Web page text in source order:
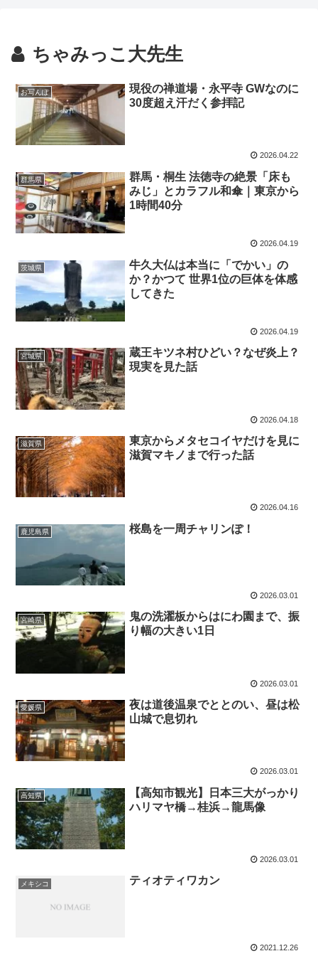
ちゃみっこ大先生
お写んぽ
現役の禅道場・永平寺 GWなのに
30度超え汗だく参拝記
2026.04.22
群馬県
群馬・桐生 法徳寺の絶景「床も
みじ」とカラフル和傘｜東京から
1時間40分
2026.04.19
茨城県
牛久大仏は本当に「でかい」の
か？かつて 世界1位の巨体を体感
してきた
2026.04.19
宮城県
蔵王キツネ村ひどい？なぜ炎上？
現実を見た話
2026.04.18
滋賀県
東京からメタセコイヤだけを見に
滋賀マキノまで行った話
2026.04.16
鹿児島県 桜島を一周チャリンぽ！
2026.03.01
宮崎県
鬼の洗濯板からはにわ園まで、振
り幅の大きい1日
2026.03.01
愛媛県
夜は道後温泉でととのい、昼は松
山城で息切れ
2026.03.01
高知県
【高知市観光】日本三大がっかり
ハリマヤ橋→桂浜→龍馬像
2026.03.01
メキシコ ティオティワカン
2021.12.26